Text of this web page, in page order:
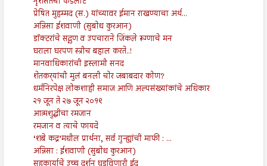
प्रेषित मुहम्मद (स.) यांच्यावर ईमान राखण्याचा अर्थ...
अन्निसा ईशवाणी (सुबोध कुरआन)
डॉक्टरांचे सद्गुण व उपचाराने जिंकले रूग्णाचे मन
घराला घरपण स्त्रीच बहाल करते..!
मानवाधिकारांची इस्लामी सनद
शेतकर्‍यांची मुलं बनली चोर जबाबदार कोण?
धर्मनिरपेक्ष लोकशाही समाज आणि अल्पसंख्यांकांचे अधिकार
२१ जून ते २७ जून २०१९
आत्मशुद्धीचा रमजान
रमजान व त्याचे फायदे
‘शबे कद्र’मधील प्रार्थना, सर्व गुन्ह्यांची माफी : ...
अन्निसा : ईशवाणी (सुबोध कुरआन)